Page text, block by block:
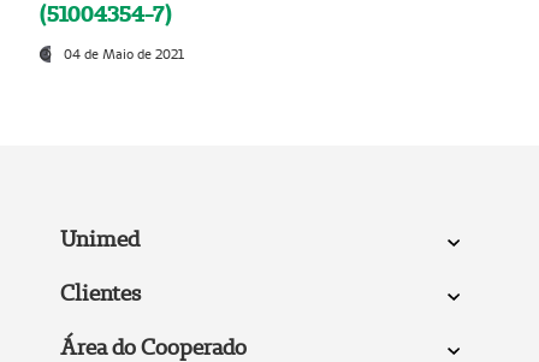
(51004354-7)
04 de Maio de 2021
Unimed
Clientes
Área do Cooperado